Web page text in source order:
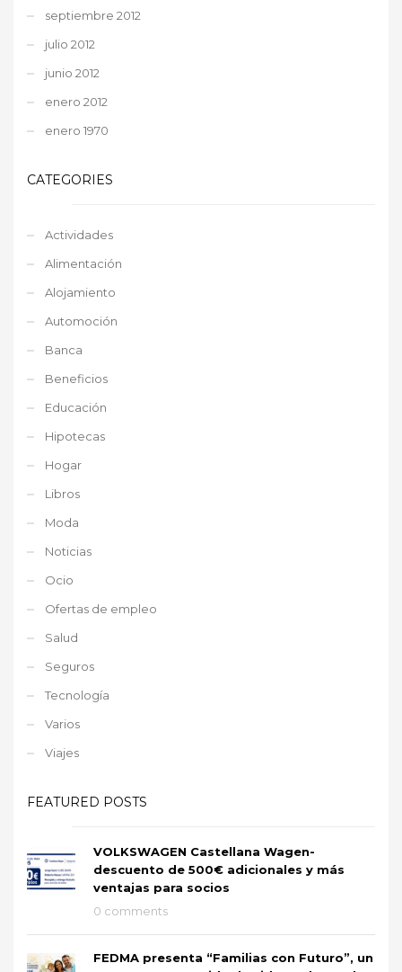
septiembre 2012
julio 2012
junio 2012
enero 2012
enero 1970
CATEGORIES
Actividades
Alimentación
Alojamiento
Automoción
Banca
Beneficios
Educación
Hipotecas
Hogar
Libros
Moda
Noticias
Ocio
Ofertas de empleo
Salud
Seguros
Tecnología
Varios
Viajes
FEATURED POSTS
VOLKSWAGEN Castellana Wagen-
descuento de 500€ adicionales y más
ventajas para socios
0 comments
FEDMA presenta “Familias con Futuro”, un